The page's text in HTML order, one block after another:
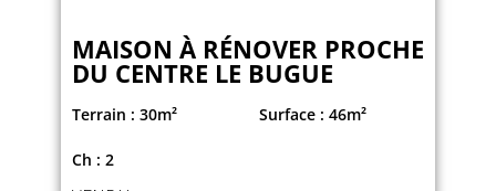
MAISON À RÉNOVER PROCHE
DU CENTRE LE BUGUE
Terrain : 30m² Surface : 46m²
Ch : 2